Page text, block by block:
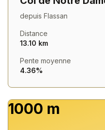
depuis Flassan
Distance
13.10 km
Pente moyenne
4.36%
1000 m